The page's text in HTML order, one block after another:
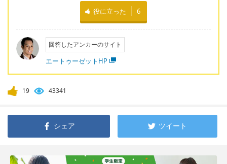
役に立った 6
回答したアンカーのサイト
エートゥーゼットHP
19 43341
シェア ツイート